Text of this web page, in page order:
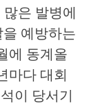
은 발병에
예방하는
에 동계올
마다 대회
이 당서기